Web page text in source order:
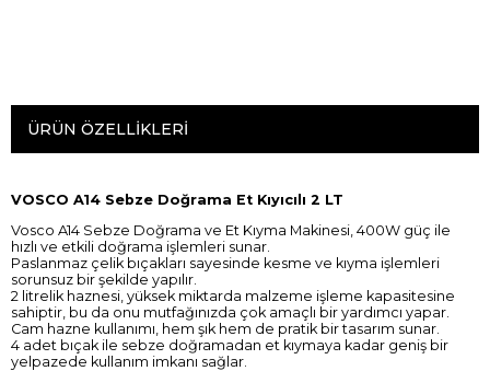
ÜRÜN ÖZELLIKLERI
VOSCO A14 Sebze Doğrama Et Kıyıcılı 2 LT
Vosco A14 Sebze Doğrama ve Et Kıyma Makinesi, 400W güç ile
hızlı ve etkili doğrama işlemleri sunar.
Paslanmaz çelik bıçakları sayesinde kesme ve kıyma işlemleri
sorunsuz bir şekilde yapılır.
2 litrelik haznesi, yüksek miktarda malzeme işleme kapasitesine
sahiptir, bu da onu mutfağınızda çok amaçlı bir yardımcı yapar.
Cam hazne kullanımı, hem şık hem de pratik bir tasarım sunar.
4 adet bıçak ile sebze doğramadan et kıymaya kadar geniş bir
yelpazede kullanım imkanı sağlar.